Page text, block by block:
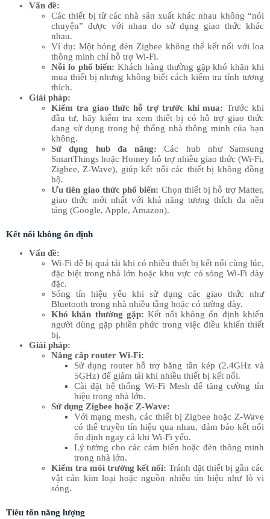
Vấn đề:
Các thiết bị từ các nhà sản xuất khác nhau không “nói
chuyện” được với nhau do sử dụng giao thức khác
nhau.
Ví dụ: Một bóng đèn Zigbee không thể kết nối với loa
thông minh chỉ hỗ trợ Wi-Fi.
Nỗi lo phổ biến: Khách hàng thường gặp khó khăn khi
mua thiết bị nhưng không biết cách kiểm tra tính tương
thích.
Giải pháp:
Kiểm tra giao thức hỗ trợ trước khi mua: Trước khi
đầu tư, hãy kiểm tra xem thiết bị có hỗ trợ giao thức
đang sử dụng trong hệ thống nhà thông minh của bạn
không.
Sử dụng hub đa năng: Các hub như Samsung
SmartThings hoặc Homey hỗ trợ nhiều giao thức (Wi-Fi,
Zigbee, Z-Wave), giúp kết nối các thiết bị không đồng
bộ.
Ưu tiên giao thức phổ biến: Chọn thiết bị hỗ trợ Matter,
giao thức mới nhất với khả năng tương thích đa nền
tảng (Google, Apple, Amazon).
Kết nối không ổn định
Vấn đề:
Wi-Fi dễ bị quá tải khi có nhiều thiết bị kết nối cùng lúc,
đặc biệt trong nhà lớn hoặc khu vực có sóng Wi-Fi dày
đặc.
Sóng tín hiệu yếu khi sử dụng các giao thức như
Bluetooth trong nhà nhiều tầng hoặc có tường dày.
Khó khăn thường gặp: Kết nối không ổn định khiến
người dùng gặp phiền phức trong việc điều khiển thiết
bị.
Giải pháp:
Nâng cấp router Wi-Fi:
Sử dụng router hỗ trợ băng tần kép (2.4GHz và
5GHz) để giảm tải khi nhiều thiết bị kết nối.
Cài đặt hệ thống Wi-Fi Mesh để tăng cường tín
hiệu trong nhà lớn.
Sử dụng Zigbee hoặc Z-Wave:
Với mạng mesh, các thiết bị Zigbee hoặc Z-Wave
có thể truyền tín hiệu qua nhau, đảm bảo kết nối
ổn định ngay cả khi Wi-Fi yếu.
Lý tưởng cho các cảm biến hoặc đèn thông minh
trong nhà lớn.
Kiểm tra môi trường kết nối: Tránh đặt thiết bị gần các
vật cản kim loại hoặc nguồn nhiễu tín hiệu như lò vi
sóng.
Tiêu tốn năng lượng